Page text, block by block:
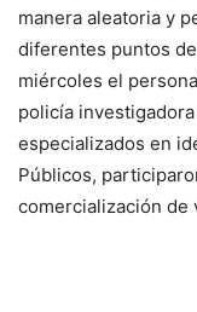
manera aleatoria y
diferentes puntos
miércoles el
policía
especializados en
Públicos,
comercialización de